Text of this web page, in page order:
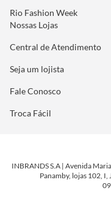
Rio Fashion Week
Nossas Lojas
Central de Atendimento
Seja um lojista
Fale Conosco
Troca Fácil
INBRANDS S.A | Avenida
Panamby, lojas 102, I,